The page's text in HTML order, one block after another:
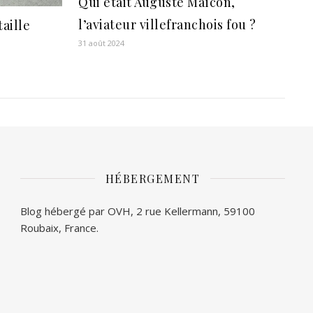
l’aviateur villefranchois fou ?
31 août 2024
HÉBERGEMENT
Blog hébergé par OVH, 2 rue Kellermann, 59100
Roubaix, France.